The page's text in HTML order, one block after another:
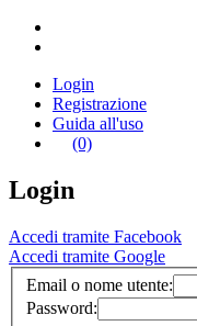
Login
Registrazione
Guida all'uso
(0)
Login
Accedi tramite Facebook
Accedi tramite Google
Email o nome utente:
Password: